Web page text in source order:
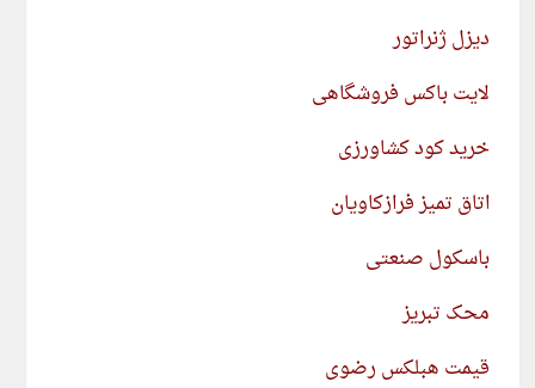
دیزل ژنراتور
لایت باکس فروشگاهی
خرید کود کشاورزی
اتاق تمیز فرازکاویان
باسکول صنعتی
محک تبریز
قیمت هبلکس رضوی